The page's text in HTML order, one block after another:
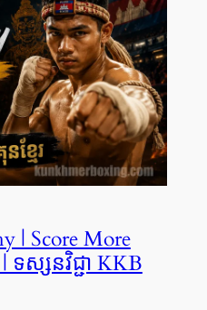
| Score More
ស្សនវិជ្ជា KKB